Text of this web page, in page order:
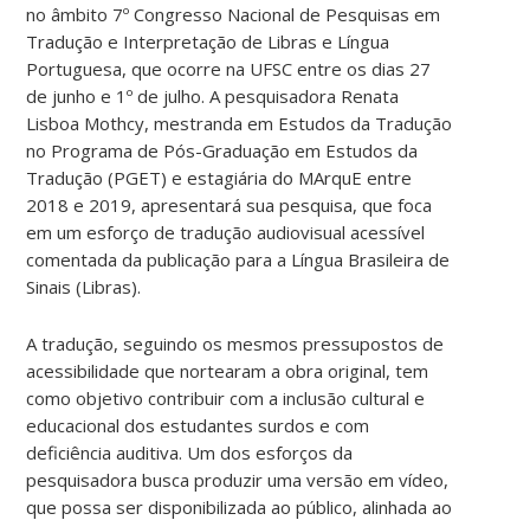
no âmbito 7º Congresso Nacional de Pesquisas em
Tradução e Interpretação de Libras e Língua
Portuguesa, que ocorre na UFSC entre os dias 27
de junho e 1º de julho. A pesquisadora Renata
Lisboa Mothcy, mestranda em Estudos da Tradução
no Programa de Pós-Graduação em Estudos da
Tradução (PGET) e estagiária do MArquE entre
2018 e 2019, apresentará sua pesquisa, que foca
em um esforço de tradução audiovisual acessível
comentada da publicação para a Língua Brasileira de
Sinais (Libras).
A tradução, seguindo os mesmos pressupostos de
acessibilidade que nortearam a obra original, tem
como objetivo contribuir com a inclusão cultural e
educacional dos estudantes surdos e com
deficiência auditiva. Um dos esforços da
pesquisadora busca produzir uma versão em vídeo,
que possa ser disponibilizada ao público, alinhada ao